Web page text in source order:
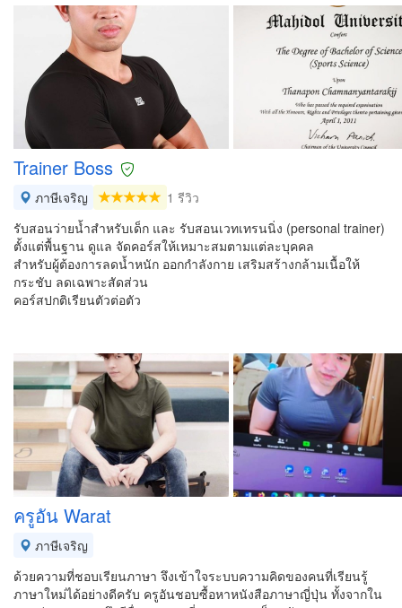
Trainer Boss
ภาษีเจริญ
1 รีวิว
รับสอนว่ายน้ำสำหรับเด็ก และ รับสอนเวทเทรนนิ่ง (personal trainer)
ตั้งแต่พื้นฐาน ดูแล จัดคอร์สให้เหมาะสมตามแต่ละบุคคล
สำหรับผู้ต้องการลดน้ำหนัก ออกกำลังกาย เสริมสร้างกล้ามเนื้อให้
กระชับ ลดเฉพาะสัดส่วน
คอร์สปกติเรียนตัวต่อตัว
ครูอัน Warat
ภาษีเจริญ
ด้วยความที่ชอบเรียนภาษา จึงเข้าใจระบบความคิดของคนที่เรียนรู้
ภาษาใหม่ได้อย่างดีครับ ครูอันชอบซื้อหาหนังสือภาษาญี่ปุ่น ทั้งจากใน